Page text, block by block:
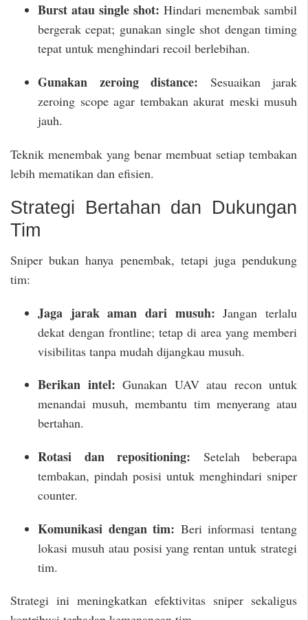
Burst atau single shot: Hindari menembak sambil
bergerak cepat; gunakan single shot dengan timing
tepat untuk menghindari recoil berlebihan.
Gunakan zeroing distance: Sesuaikan jarak
zeroing scope agar tembakan akurat meski musuh
jauh.
Teknik menembak yang benar membuat setiap tembakan
lebih mematikan dan efisien.
Strategi Bertahan dan Dukungan
Tim
Sniper bukan hanya penembak, tetapi juga pendukung
tim:
Jaga jarak aman dari musuh: Jangan terlalu
dekat dengan frontline; tetap di area yang memberi
visibilitas tanpa mudah dijangkau musuh.
Berikan intel: Gunakan UAV atau recon untuk
menandai musuh, membantu tim menyerang atau
bertahan.
Rotasi dan repositioning: Setelah beberapa
tembakan, pindah posisi untuk menghindari sniper
counter.
Komunikasi dengan tim: Beri informasi tentang
lokasi musuh atau posisi yang rentan untuk strategi
tim.
Strategi ini meningkatkan efektivitas sniper sekaligus